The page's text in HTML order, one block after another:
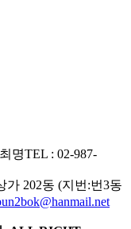
명TEL : 02-987-
가 202동 (지번:번3동